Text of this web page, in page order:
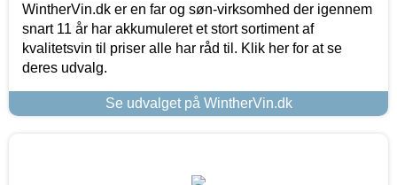
WintherVin.dk er en far og søn-virksomhed der igennem
snart 11 år har akkumuleret et stort sortiment af
kvalitetsvin til priser alle har råd til. Klik her for at se
deres udvalg.
Se udvalget på WintherVin.dk